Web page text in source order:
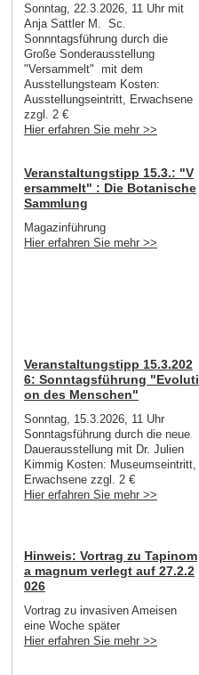
Sonntag, 22.3.2026, 11 Uhr mit
Anja Sattler M. Sc.
Sonnntagsführung durch die
Große Sonderausstellung
"Versammelt" mit dem
Ausstellungsteam Kosten:
Ausstellungseintritt, Erwachsene
zzgl. 2 €
Hier erfahren Sie mehr >>
Veranstaltungstipp 15.3.: "V
ersammelt" : Die Botanische
Sammlung
Magazinführung
Hier erfahren Sie mehr >>
Veranstaltungstipp 15.3.202
6: Sonntagsführung "Evoluti
on des Menschen"
Sonntag, 15.3.2026, 11 Uhr
Sonntagsführung durch die neue
Dauerausstellung mit Dr. Julien
Kimmig Kosten: Museumseintritt,
Erwachsene zzgl. 2 €
Hier erfahren Sie mehr >>
Hinweis: Vortrag zu Tapinom
a magnum verlegt auf 27.2.2
026
Vortrag zu invasiven Ameisen
eine Woche später
Hier erfahren Sie mehr >>